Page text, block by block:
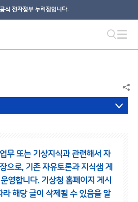
식 전자정부 누리집입니다.
무 또는 기상지식과 관련해서 자
으로, 기존 자유토론과 지식샘 게
영합니다. 기상청 홈페이지 게시
라 해당 글이 삭제될 수 있음을 알